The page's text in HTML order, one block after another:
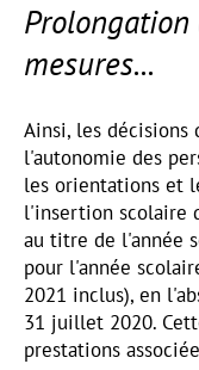
mesures...
Ainsi, les décisions
l'autonomie des
les orientations et
l'insertion scolaire
au titre de l'année
pour l'année
2021 inclus), en
31 juillet 2020.
prestations